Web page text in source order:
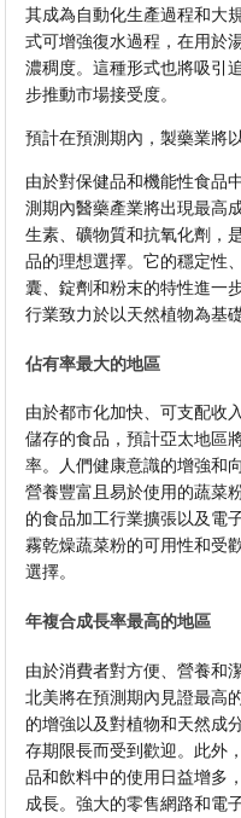
其成為自動化生產過程和大
式可增強復水過程，在用於
濃稠度。這種形式也將吸引
步推動市場接受度。
預計在預測期內，製藥業將
由於對保健品和機能性食品
測期內醫藥產業將出現最高
生素、礦物質和抗氧化劑，
品的理想選擇。它的穩定性
囊、錠劑和粉末的特性進一
行業致力於以天然植物為基
佔有率最大的地區
由於都市化加快、可支配收
儲存的食品，預計亞太地區
率。人們健康意識的增強和
營養豐富且易於使用的蔬菜
的食品加工行業擴張以及電
霧乾燥蔬菜粉的可用性和受
選擇。
年複合成長率最高的地區
由於消費者對方便、營養和
北美將在預測期內見證最高
的增強以及對植物和天然成
存期限長而受到歡迎。此外
品和飲料中的使用日益增多
成長。強大的零售網路和電